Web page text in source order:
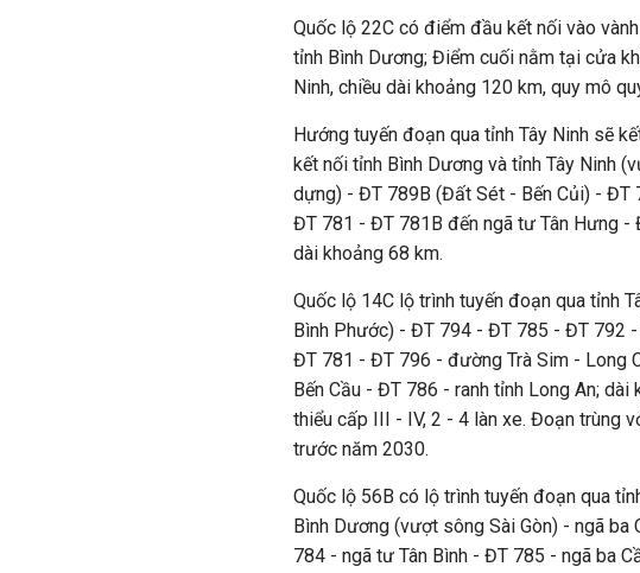
Quốc lộ 22C có điểm đầu kết nối vào
tỉnh Bình Dương; Điểm cuối nằm tại cửa
Ninh, chiều dài khoảng 120 km, quy mô
Hướng tuyến đoạn qua tỉnh Tây Ninh sẽ
kết nối tỉnh Bình Dương và tỉnh Tây Ninh
dựng) - ĐT 789B (Đất Sét - Bến Củi) - ĐT
ĐT 781 - ĐT 781B đến ngã tư Tân Hưng -
dài khoảng 68 km.
Quốc lộ 14C lộ trình tuyến đoạn qua tỉnh
Bình Phước) - ĐT 794 - ĐT 785 - ĐT
ĐT 781 - ĐT 796 - đường Trà Sim - Long
Bến Cầu - ĐT 786 - ranh tỉnh Long An;
thiểu cấp III - IV, 2 - 4 làn xe. Đoạn trùng
trước năm 2030.
Quốc lộ 56B có lộ trình tuyến đoạn qua
Bình Dương (vượt sông Sài Gòn) - ngã
784 - ngã tư Tân Bình - ĐT 785 - ngã ba